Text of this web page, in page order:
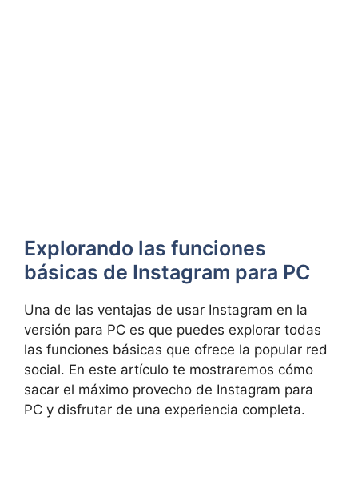
Explorando las funciones
básicas de Instagram para PC
Una de​ las​ ventajas ‍de ‌usar ⁣Instagram ‍en ‌la
versión‌ para ⁢PC ⁣es que puedes explorar todas
las funciones⁣ básicas que ofrece ⁣la ⁤popular red‍
social. ​En este artículo te mostraremos cómo
sacar el ⁣máximo⁤ provecho de ‍Instagram para
PC ‌y disfrutar de una experiencia completa.